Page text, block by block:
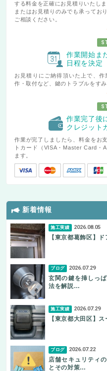
する料金を正確にお見積りいたしま
またはお見積りのみでも承ってお
ご相談ください。
作業開始ま
日程を決定
お見積りにご納得頂いた上で、
作・取付など、鍵のトラブルをす
作業完了後
クレジット
作業が完了しましたら、料金をお
トカード（VISA・Master Card・
ます。
新着情報
施工実績 2026.08.05
【東京都葛飾区】
ブログ 2026.07.29
玄関の鍵を挿しっ
法を解説…
施工実績 2026.07.29
【東京都大田区】
ブログ 2026.07.22
店舗セキュリティ
とその対策…